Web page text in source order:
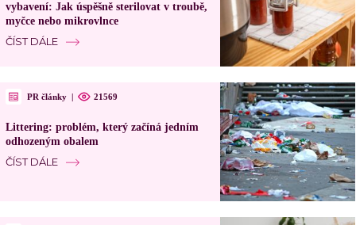
vybavení: Jak úspěšně sterilovat v troubě,
myčce nebo mikrovlnce
ČÍST DÁLE
PR články | 21569
Littering: problém, který začíná jedním
odhozeným obalem
ČÍST DÁLE